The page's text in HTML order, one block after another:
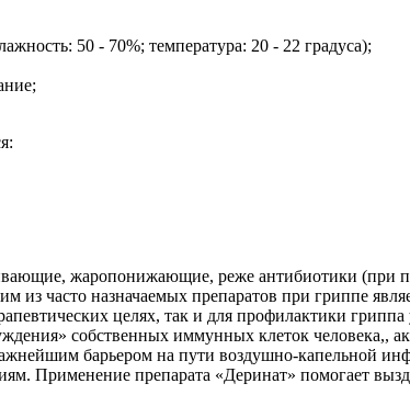
50 - 70%; температура: 20 - 22 градуса);
жаропонижающие, реже антибиотики (при
из часто назначаемых препаратов при гриппе
целях, так и для профилактики
собственных иммунных клеток человека,,
барьером на пути воздушно-капельной
Применение препарата «Деринат» помогает